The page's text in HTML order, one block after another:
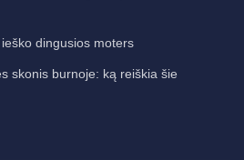
dingusios moters
skonis burnoje: ką reiškia šie